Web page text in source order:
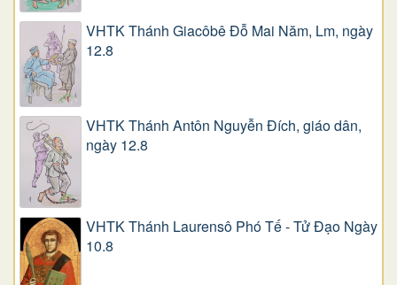
VHTK Thánh Giacôbê Ðỗ Mai Năm, Lm, ngày
12.8
VHTK Thánh Antôn Nguyễn Ðích, giáo dân,
ngày 12.8
VHTK Thánh Laurensô Phó Tế - Tử Đạo Ngày
10.8